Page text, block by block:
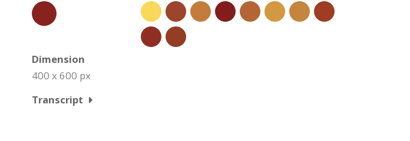
Dimension
400 x 600 px
Transcript